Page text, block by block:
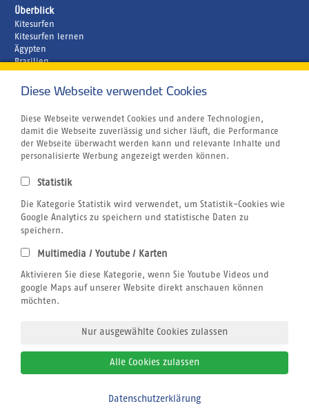
Überblick
Kitesurfen
Kitesurfen lernen
Ägypten
Brasilien
Kapverden
Unternehmen
Rund um´s Buchen
Reiseversicherung
Gutschein
Centrum für Reisemedizin
Windsurfen
Wingfoilen
Bildnachweis
Airline Blacklist
Rechtliches
AGB
Datenschutz
Diese Webseite verwendet Cookies
Diese Webseite verwendet Cookies und andere Technologien,
damit die Webseite zuverlässig und sicher läuft, die Performance
der Webseite überwacht werden kann und relevante Inhalte und
personalisierte Werbung angezeigt werden können.
Statistik
Die Kategorie Statistik wird verwendet, um Statistik-Cookies wie
Google Analytics zu speichern und statistische Daten zu
speichern.
Multimedia / Youtube / Karten
Aktivieren Sie diese Kategorie, wenn Sie Youtube Videos und
google Maps auf unserer Website direkt anschauen können
möchten.
Nur ausgewählte Cookies zulassen
Alle Cookies zulassen
Datenschutzerklärung